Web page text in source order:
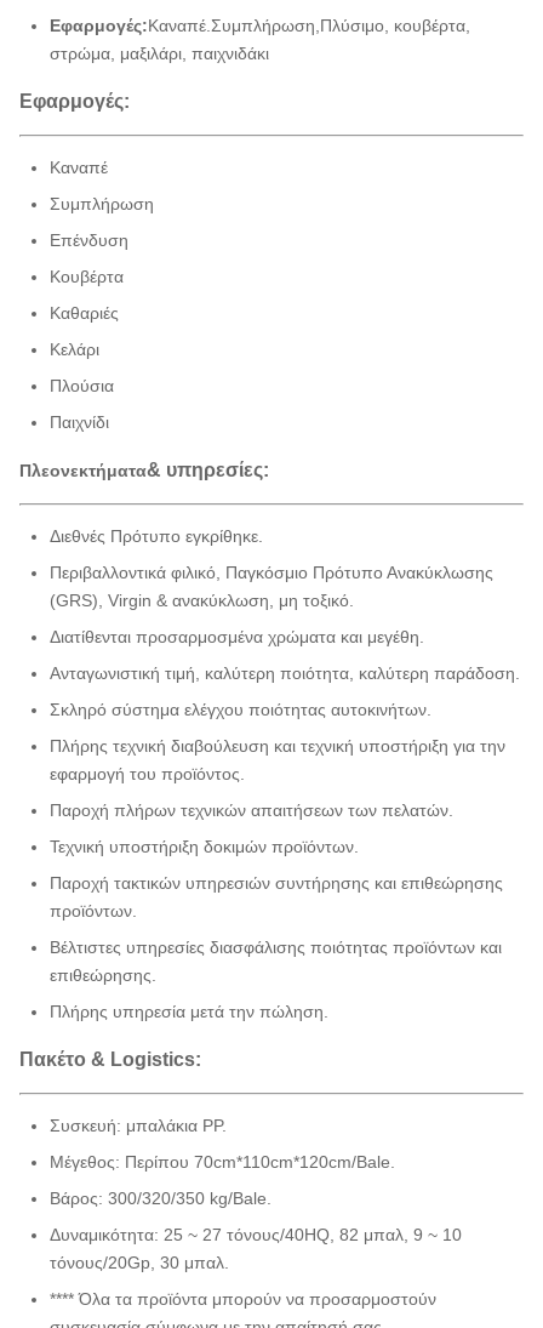
Εφαρμογές:Καναπέ. Συμπλήρωση, Πλύσιμο, κουβέρτα,
στρώμα, μαξιλάρι, παιχνιδάκι
Εφαρμογές:
Καναπέ
Συμπλήρωση
Επένδυση
Κουβέρτα
Καθαριές
Κελάρι
Πλούσια
Παιχνίδι
Πλεονεκτήματα& υπηρεσίες:
Διεθνές Πρότυπο εγκρίθηκε.
Περιβαλλοντικά φιλικό, Παγκόσμιο Πρότυπο Ανακύκλωσης
(GRS), Virgin & ανακύκλωση, μη τοξικό.
Διατίθενται προσαρμοσμένα χρώματα και μεγέθη.
Ανταγωνιστική τιμή, καλύτερη ποιότητα, καλύτερη παράδοση.
Σκληρό σύστημα ελέγχου ποιότητας αυτοκινήτων.
Πλήρης τεχνική διαβούλευση και τεχνική υποστήριξη για την
εφαρμογή του προϊόντος.
Παροχή πλήρων τεχνικών απαιτήσεων των πελατών.
Τεχνική υποστήριξη δοκιμών προϊόντων.
Παροχή τακτικών υπηρεσιών συντήρησης και επιθεώρησης
προϊόντων.
Βέλτιστες υπηρεσίες διασφάλισης ποιότητας προϊόντων και
επιθεώρησης.
Πλήρης υπηρεσία μετά την πώληση.
Πακέτο & Logistics:
Συσκευή: μπαλάκια PP.
Μέγεθος: Περίπου 70cm*110cm*120cm/Bale.
Βάρος: 300/320/350 kg/Bale.
Δυναμικότητα: 25 ~ 27 τόνους/40HQ, 82 μπαλ, 9 ~ 10
τόνους/20Gp, 30 μπαλ.
**** Όλα τα προϊόντα μπορούν να προσαρμοστούν